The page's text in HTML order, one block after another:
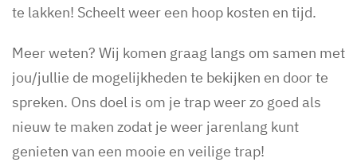
te lakken! Scheelt weer een hoop kosten en tijd.
Meer weten? Wij komen graag langs om samen met
jou/jullie de mogelijkheden te bekijken en door te
spreken. Ons doel is om je trap weer zo goed als
nieuw te maken zodat je weer jarenlang kunt
genieten van een mooie en veilige trap!